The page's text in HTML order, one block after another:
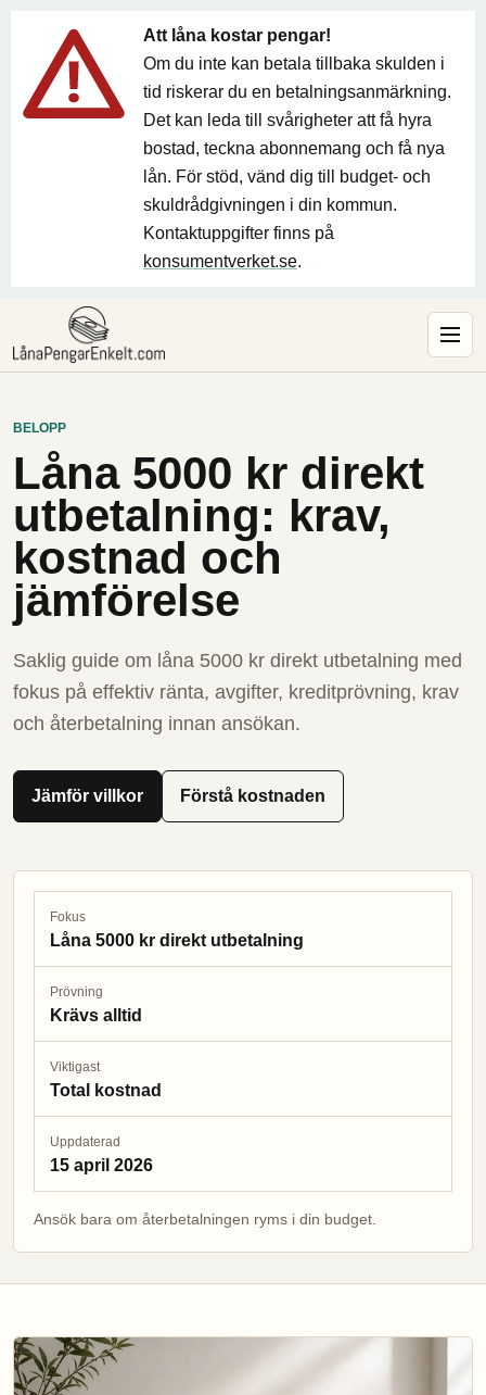
Att låna kostar pengar!
Om du inte kan betala tillbaka skulden i
tid riskerar du en betalningsanmärkning.
Det kan leda till svårigheter att få hyra
bostad, teckna abonnemang och få nya
lån. För stöd, vänd dig till budget- och
skuldrådgivningen i din kommun.
Kontaktuppgifter finns på
konsumentverket.se.
BELOPP
Låna 5000 kr direkt
utbetalning: krav,
kostnad och
jämförelse
Saklig guide om låna 5000 kr direkt utbetalning med
fokus på effektiv ränta, avgifter, kreditprövning, krav
och återbetalning innan ansökan.
Jämför villkor Förstå kostnaden
Fokus
Låna 5000 kr direkt utbetalning
Prövning
Krävs alltid
Viktigast
Total kostnad
Uppdaterad
15 april 2026
Ansök bara om återbetalningen ryms i din budget.